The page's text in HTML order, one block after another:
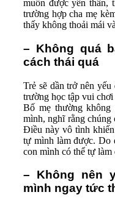
muốn được yên thân,
trường hợp cha mẹ
thấy không thoải mái
– Không quá
cách thái quá
Trẻ sẽ dần trở nên
trường học tập vui
Bố mẹ thường không
mình, nghĩ rằng chúng
Điều này vô tình
tự mình làm được. Do
con mình có thể tự làm
– Không nên
mình ngay tức